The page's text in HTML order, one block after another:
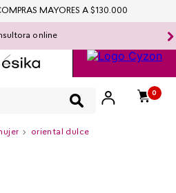
online
0
MAYORES A $130.000
oriental dulce